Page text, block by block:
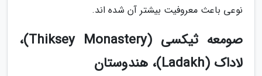
نوعی باعث معروفیت بیشتر آن شده اند.
صومعه ثیکسی (Thiksey Monastery)،
لاداک (Ladakh)، هندوستان